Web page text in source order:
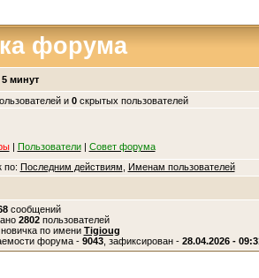
форума
минут
и 0скрытых пользователей
| Пользователи| Совет форума
по: Последним действиям
Именам пользователей
сообщений
2802пользователей
по имени Tigioug
форума - 9043, зафиксирован - 28.04.2026 -